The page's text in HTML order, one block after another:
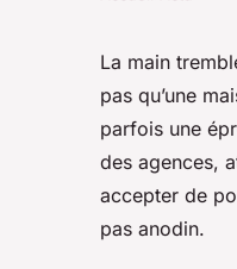
pour
min de lecture
La main
pas qu’une
parfois une
des agences,
accepter de
pas anodin.